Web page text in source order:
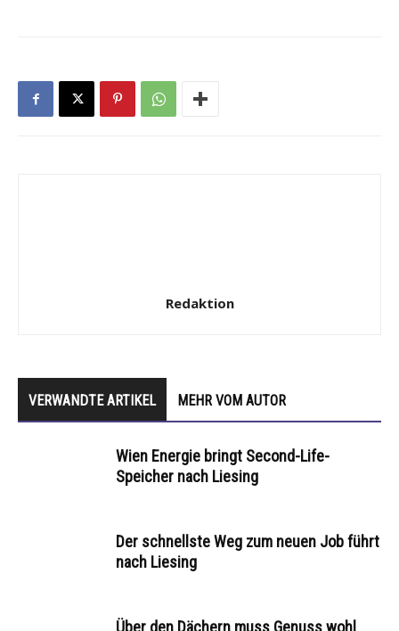
Redaktion
VERWANDTE ARTIKEL MEHR VOM AUTOR
Wien Energie bringt Second-Life-
Speicher nach Liesing
Der schnellste Weg zum neuen Job führt
nach Liesing
Über den Dächern muss Genuss wohl